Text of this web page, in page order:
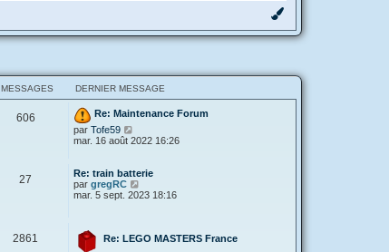
MESSAGES DERNIER MESSAGE
606
Re: Maintenance Forum
par Tofe59
o
l
e
d
i
mar. 16 août 2022 16:26
27
Re: train batterie
par gregRC
o
e
mar. 5 sept. 2023 18:16
2861
Re: LEGO MASTERS France